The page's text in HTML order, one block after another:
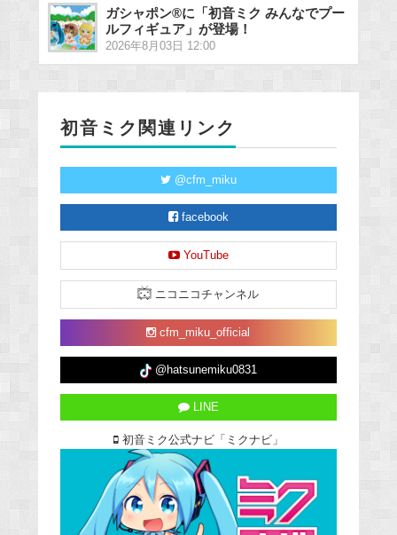
ガシャポン®に「初音ミク みんなでプー
ルフィギュア」が登場！
2026年8月03日 12:00
初音ミク関連リンク
@cfm_miku
facebook
YouTube
ニコニコチャンネル
cfm_miku_official
@hatsunemiku0831
LINE
初音ミク公式ナビ「ミクナビ」